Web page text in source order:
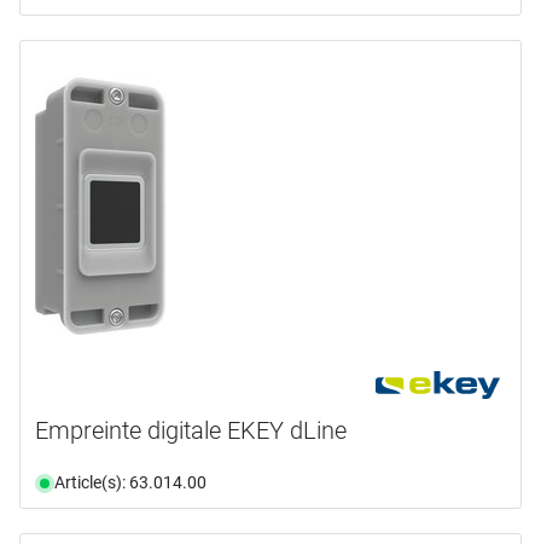
Empreinte digitale EKEY dLine
Article(s): 63.014.00